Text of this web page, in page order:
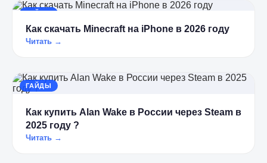
ГАЙДЫ
Как скачать Minecraft на iPhone в 2026 году
Читать →
ГАЙДЫ
Как купить Alan Wake в России через Steam в
2025 году ?
Читать →